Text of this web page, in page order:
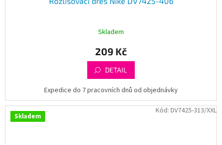
Skladem
209 Kč
DETAIL
Expedice do 7 pracovních dnů od objednávky
Skladem
Kód: DV7425-313/XXL